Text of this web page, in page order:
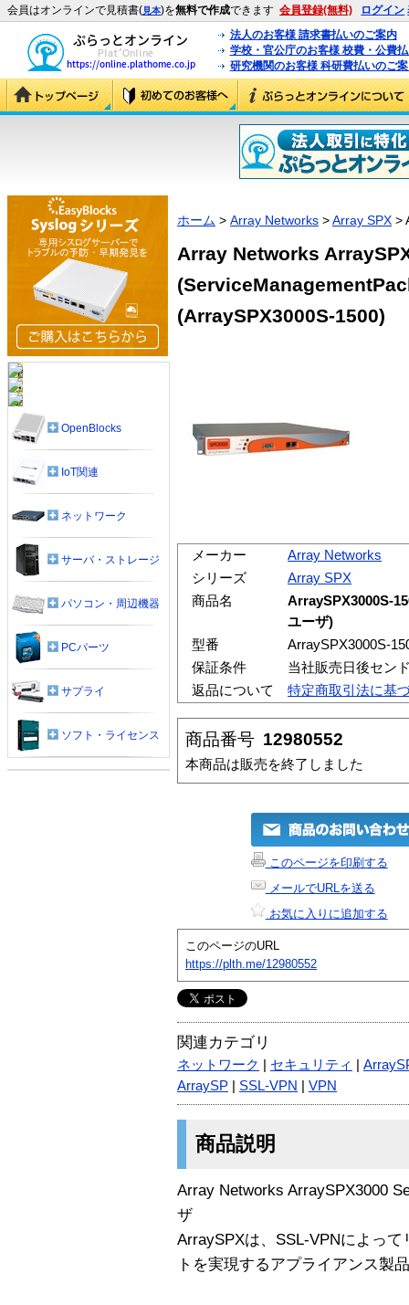
会員はオンラインで見積書(見本)を無料で作成できます 会員登録(無料) ログイン
法人のお客様 請求書払いのご案内
学校・官公庁のお客様 校費・公費
研究機関のお客様 科研費払いのご
ホーム > Array Networks >Array SPX >
Array Networks
(ArraySPX3000S-1500)
メーカー
Array Networks
シリーズ
Array SPX
商品名
ArraySPX3000S-
ユーザ)
型番
ArraySPX3000S-
保証条件
当社販売日後セン
返品について
特定商取引法に基
商品番号 12980552
本商品は販売を終了しました
このページを印刷する
メールでURLを送る
お気に入りに追加する
このページのURL
https://plth.me/12980552
関連カテゴリ
ネットワーク セキュリティ
ArraySP
SSL-VPN VPN
商品説明
Array Networks ArraySPX3000
ザ
ArraySPXは、SSL-VPNによっ
トを実現するアプライアンス製
OpenBlocks
IoT関連
ネットワーク
サーバ・ストレージ
パソコン・周辺機器
PCパーツ
サプライ
ソフト・ライセンス